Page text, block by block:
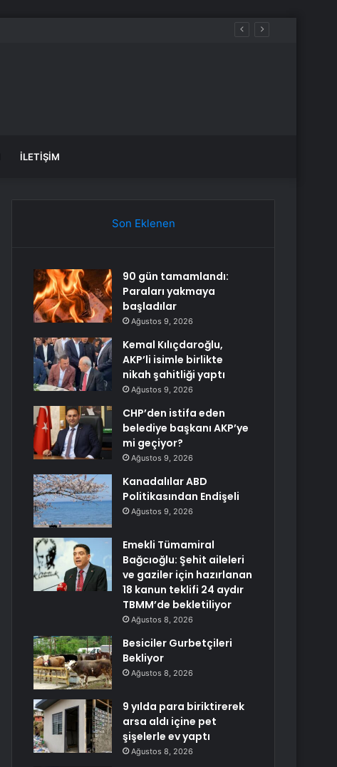
İLETIŞIM
Son Eklenen
90 gün tamamlandı:
Paraları yakmaya
başladılar
Ağustos 9, 2026
Kemal Kılıçdaroğlu,
AKP’li isimle birlikte
nikah şahitliği yaptı
Ağustos 9, 2026
CHP’den istifa eden
belediye başkanı AKP’ye
mi geçiyor?
Ağustos 9, 2026
Kanadalılar ABD
Politikasından Endişeli
Ağustos 9, 2026
Emekli Tümamiral
Bağcıoğlu: Şehit aileleri
ve gaziler için hazırlanan
18 kanun teklifi 24 aydır
TBMM’de bekletiliyor
Ağustos 8, 2026
Besiciler Gurbetçileri
Bekliyor
Ağustos 8, 2026
9 yılda para biriktirerek
arsa aldı içine pet
şişelerle ev yaptı
Ağustos 8, 2026